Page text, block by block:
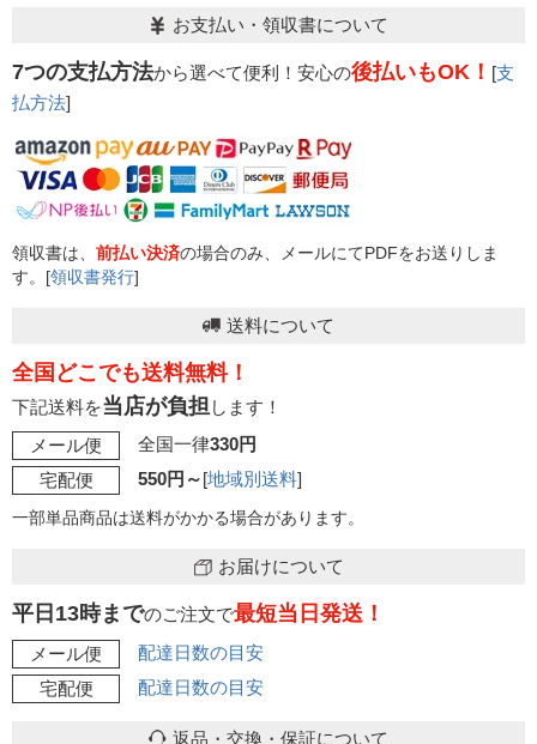
お支払い・領収書について
7つの支払方法から選べて便利！安心の後払いもOK！ [支
払方法]
領収書は、 前払い決済の場合のみ、メールにてPDFをお送りしま
す。[領収書発行]
送料について
全国どこでも送料無料！
下記送料を当店が負担 します！
メール便
全国一律330円
宅配便
550円～[地域別送料]
一部単品商品は送料がかかる場合があります。
お届けについて
平日13時までのご注文で最短当日発送！
メール便
配達日数の目安
宅配便
配達日数の目安
返品・交換・保証について